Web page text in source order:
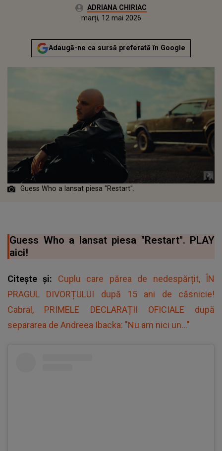
Autor:ADRIANA CHIRIAC
Actualizat:
marți, 12 mai 2026
Adaugă-ne ca sursă preferată în Google
Guess Who a lansat piesa "Restart".
Guess Who a lansat piesa "Restart". PLAY
aici!
Citește și: Cuplu care părea de nedespărțit, ÎN
PRAGUL DIVORȚULUI după 15 ani de căsnicie!
Cabral, PRIMELE DECLARAȚII OFICIALE după
separarea de Andreea Ibacka: "Nu am nici un..."